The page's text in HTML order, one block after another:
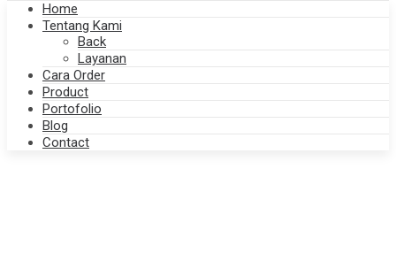
Home
Tentang Kami
Back
Layanan
Cara Order
Product
Portofolio
Blog
Contact